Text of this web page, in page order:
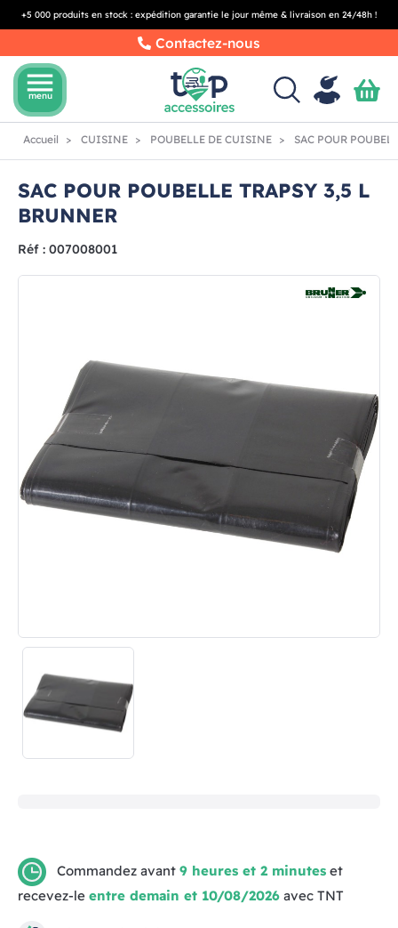
+5 000 produits en stock : expédition garantie le jour même & livraison en 24/48h !
Contactez-nous
menu
menu
Accueil CUISINE POUBELLE DE CUISINE SAC POUR
SAC POUR POUBELLE TRAPSY 3,5 L
BRUNNER
Réf : 007008001
Commandez avant 9 heures et 2 minutes et
recevez-le entre demain et 10/08/2026 avec TNT